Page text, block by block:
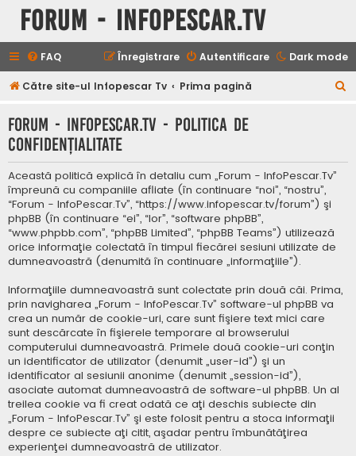
Forum - InfoPescar.Tv
Dark mode
FAQ Autentificare
Înregistrare
Către site-ul Infopescar Tv Prima pagină
Forum - InfoPescar.Tv - Politica de
confidenţialitate
Această politică explică în detaliu cum „Forum - InfoPescar.Tv”
împreună cu companiile afliate (în continuare “noi”, “nostru”,
“Forum - InfoPescar.Tv”, “https://www.infopescar.tv/forum”) şi
phpBB (în continuare “ei”, “lor”, “software phpBB”,
“www.phpbb.com”, “phpBB Limited”, “phpBB Teams”) utilizează
orice informaţie colectată în timpul fiecărei sesiuni utilizate de
dumneavoastră (denumită în continuare „informaţiile”).
Informaţiile dumneavoastră sunt colectate prin două căi. Prima,
prin navigharea „Forum - InfoPescar.Tv” software-ul phpBB va
crea un număr de cookie-uri, care sunt fişiere text mici care
sunt descărcate în fişierele temporare al browserului
computerului dumneavoastră. Primele două cookie-uri conţin
un identificator de utilizator (denumit „user-id”) şi un
identificator al sesiunii anonime (denumit „session-id”),
asociate automat dumneavoastră de software-ul phpBB. Un al
treilea cookie va fi creat odată ce aţi deschis subiecte din
„Forum - InfoPescar.Tv” şi este folosit pentru a stoca informaţii
despre ce subiecte aţi citit, aşadar pentru îmbunătăţirea
experienţei dumneavoastră de utilizator.